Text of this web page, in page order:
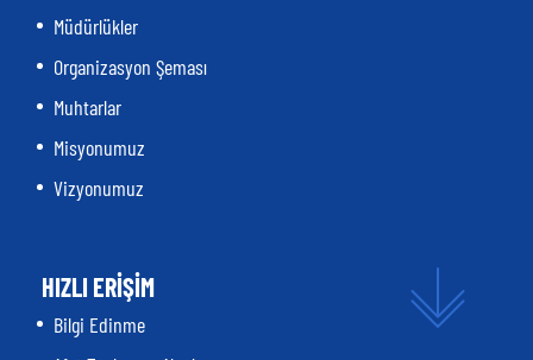
Müdürlükler
Organizasyon Şeması
Muhtarlar
Misyonumuz
Vizyonumuz
HIZLI ERİŞİM
Bilgi Edinme